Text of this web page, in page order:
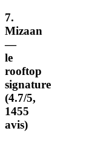
7.
Mizaan
—
le
rooftop
signature
(4.7/5,
1455
avis)